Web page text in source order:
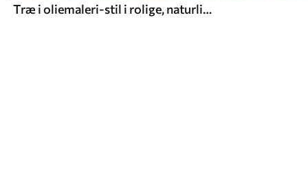
Træ i oliemaleri-stil i rolige, naturlige grå-beige nuancer